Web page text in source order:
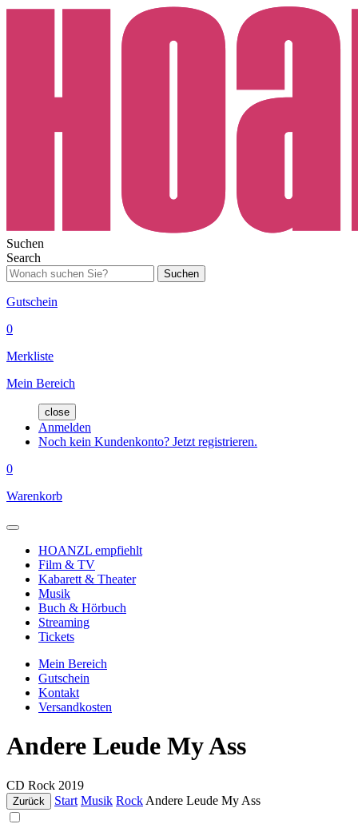
Suchen
Search
Suchen
Gutschein
0
Merkliste
Mein Bereich
close
Anmelden
Noch kein Kundenkonto? Jetzt registrieren.
0
Warenkorb
HOANZL empfiehlt
Film & TV
Kabarett & Theater
Musik
Buch & Hörbuch
Streaming
Tickets
Mein Bereich
Gutschein
Kontakt
Versandkosten
Andere Leude My Ass
CD Rock 2019
Zurück Start Musik Rock Andere Leude My Ass